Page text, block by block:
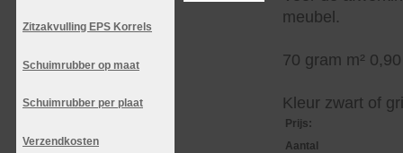
Zitzakvulling EPS Korrels
Schuimrubber op maat
Schuimrubber per plaat
Verzendkosten
meubel.
70 gram m²
Kleur zwart of
Prijs:
Aantal